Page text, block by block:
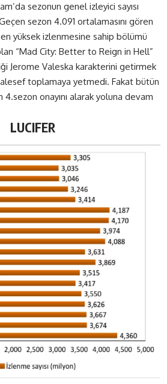
sezonun genel izleyici sayısı
sezon 4.091 ortalamasını gören
yüksek izlenmesine sahip bölümü
“Mad City: Better to Reign in Hell”
Jerome Valeska karakterini getirmek
toplamaya yetmedi. Fakat bütün
onayını alarak yoluna devam
LUCIFER